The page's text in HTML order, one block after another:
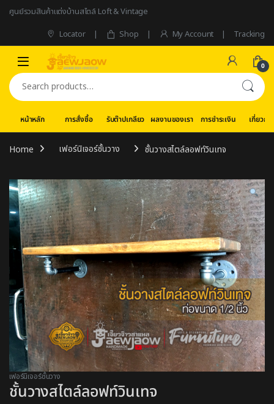
Skip to navigation
Skip to content
ศูนย์รวมสินค้าแต่งบ้านสไตล์ Loft & Vintage
Locator
Shop My Account Tracking
0
Search for:
หน้าหลัก การสั่งซื้อ รับต๊าปเกลียว ผลงานของเรา การชำระเงิน เกี่ยวกับ
Home เฟอร์นิเจอร์ชั้นวาง ชั้นวางสไตล์ลอฟท์วินเทจ
เฟอร์นิเจอร์ชั้นวาง
ชั้นวางสไตล์ลอฟท์วินเทจ